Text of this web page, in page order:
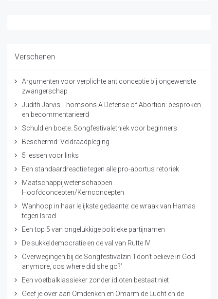
Verschenen
Argumenten voor verplichte anticonceptie bij ongewenste
zwangerschap
Judith Jarvis Thomsons A Defense of Abortion: besproken
en becommentarieerd
Schuld en boete. Songfestivalethiek voor beginners
Beschermd: Veldraadpleging
5 lessen voor links
Een standaardreactie tegen alle pro-abortus retoriek
Maatschappijwetenschappen
Hoofdconcepten/Kernconcepten
Wanhoop in haar lelijkste gedaante: de wraak van Hamas
tegen Israël
Een top 5 van ongelukkige politieke partijnamen
De sukkeldemocratie en de val van Rutte IV
Overwegingen bij de Songfestivalzin ‘I don’t believe in God
anymore, cos where did she go?’
Een voetbalklassieker zonder idioten bestaat niet
Geef je over aan Omdenken en Omarm de Lucht en de